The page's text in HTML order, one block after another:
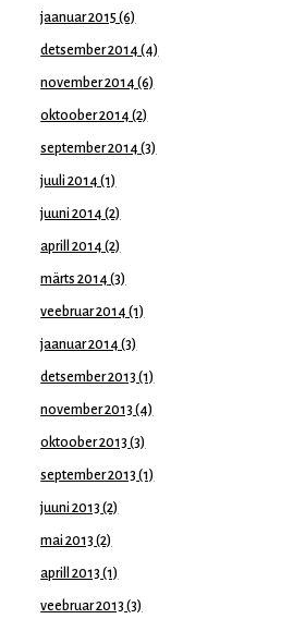
jaanuar 2015 (6)
detsember 2014 (4)
november 2014 (6)
oktoober 2014 (2)
september 2014 (3)
juuli 2014 (1)
juuni 2014 (2)
aprill 2014 (2)
märts 2014 (3)
veebruar 2014 (1)
jaanuar 2014 (3)
detsember 2013 (1)
november 2013 (4)
oktoober 2013 (3)
september 2013 (1)
juuni 2013 (2)
mai 2013 (2)
aprill 2013 (1)
veebruar 2013 (3)